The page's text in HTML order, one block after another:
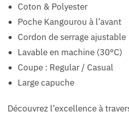
Coton & Polyester
Poche Kangourou à l’avant
Cordon de serrage ajustable
Lavable en machine (30°C)
Coupe : Regular / Casual
Large capuche
Découvrez l’excellence à